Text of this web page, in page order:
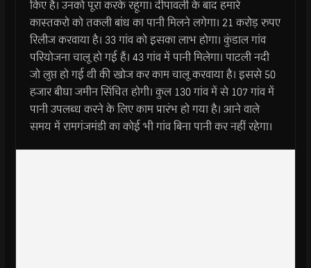
किए है। उनको पूरा करके रहूंगा। दीपावली के बाद हमारे
कास्तकरो को तकली बांध का पानी मिलने लगेगा। 21 करोड़ रुपए
रिलीज करवाया है। 33 गांव को इसका लाभ होगा। कुंडाल गांव
परियोजना चालू हो गई हैं। 43 गांव में पानी मिलेगा। पाटली नदी
जो लुप्त हो गई थी की खोज कर काम चालू करवाया है। इससे 50
हजार बीघा जमीन सिंचित होगी। कुल 130 गांव में से 107 गांव में
पानी उपलब्ध करने के लिए काम प्रारंभ हो गया है। आने वाले
समय में रामगंजमंडी का कोई भी गांव बिना पानी कर नहीं रहेगा।